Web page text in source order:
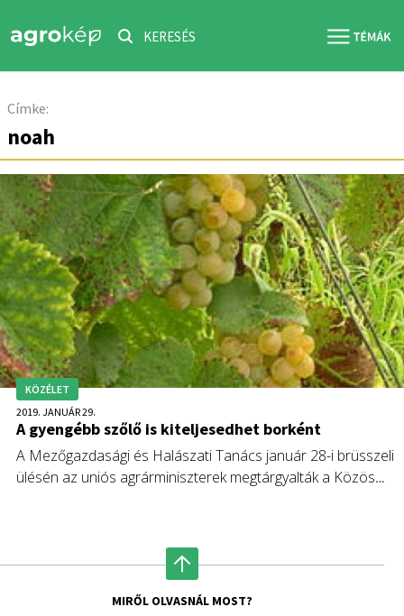
KERESÉS
Címke:
noah
KÖZÉLET
2019. JANUÁR 29.
A gyengébb szőlő is kiteljesedhet borként
A Mezőgazdasági és Halászati Tanács január 28-i brüsszeli
ülésén az uniós agrárminiszterek megtárgyalták a Közös
MIRŐL OLVASNÁL MOST?